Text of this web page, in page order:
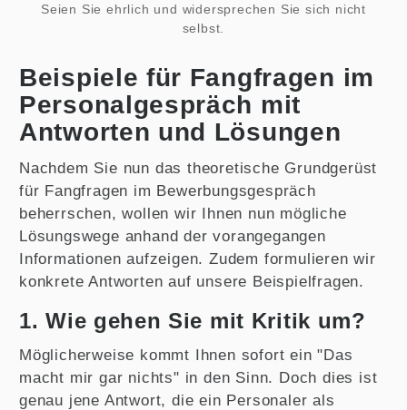
Seien Sie ehrlich und widersprechen Sie sich nicht
selbst.
Beispiele für Fangfragen im
Personalgespräch mit
Antworten und Lösungen
Nachdem Sie nun das theoretische Grundgerüst
für Fangfragen im Bewerbungsgespräch
beherrschen, wollen wir Ihnen nun mögliche
Lösungswege anhand der vorangegangen
Informationen aufzeigen. Zudem formulieren wir
konkrete Antworten auf unsere Beispielfragen.
1. Wie gehen Sie mit Kritik um?
Möglicherweise kommt Ihnen sofort ein "Das
macht mir gar nichts" in den Sinn. Doch dies ist
genau jene Antwort, die ein Personaler als